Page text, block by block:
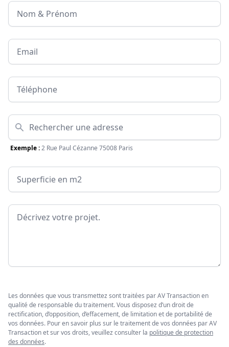
Nom & Prénom
Email
Téléphone
Adresse
Exemple :2 Rue Paul Cézanne 75008 Paris
Surface
Message
Les données que vous transmettez sont traitées par AV Transaction en
qualité de responsable du traitement. Vous disposez d’un droit de
rectification, d’opposition, d’effacement, de limitation et de portabilité de
vos données. Pour en savoir plus sur le traitement de vos données par AV
Transaction et sur vos droits, veuillez consulter la politique de protection
des données.